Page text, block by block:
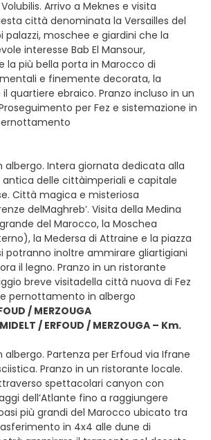
Arrivo a Meknes e visita
città denominata la Versailles del
palazzi, moschee e giardini che la
interesse Bab El Mansour,
la più bella porta in Marocco di
e finemente decorata, la
quartiere ebraico. Pranzo incluso in un
per Fez e sistemazione in
albergo. Intera giornata dedicata alla
antica delle cittàimperiali e capitale
Città magica e misteriosa
delMaghreb’. Visita della Medina
del Marocco, la Moschea
la Medersa di Attraine e la piazza
potranno inoltre ammirare gliartigiani
il legno. Pranzo in un ristorante
breve visitadella città nuova di Fez
pernottamento in albergo
/ MERZOUGA
/ ERFOUD / MERZOUGA – Km.
albergo. Partenza per Erfoud via Ifrane
Pranzo in un ristorante locale.
spettacolari canyon con
dell’Atlante fino a raggiungere
più grandi del Marocco ubicato tra
in 4x4 alle dune di